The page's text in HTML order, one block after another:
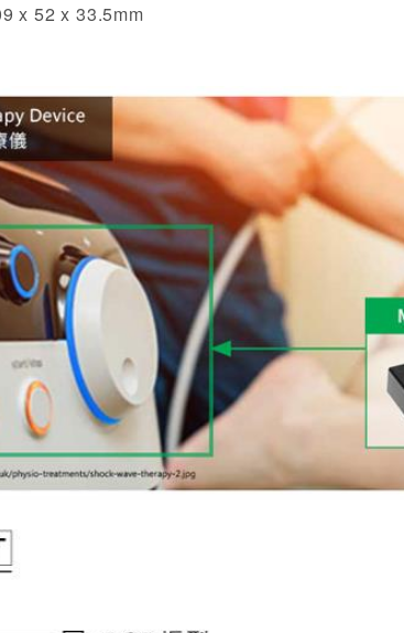
x 52 x 33.5mm